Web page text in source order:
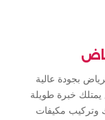
بجودة عالية
خبرة طويلة
وتركيب مكيفات